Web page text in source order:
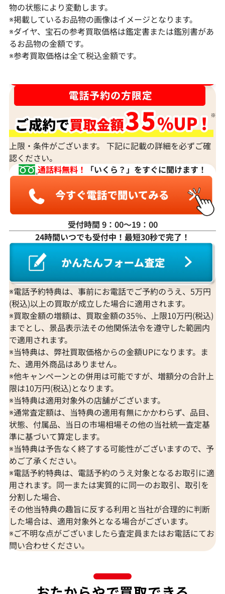
Pt･Pm850 ルビー・ダイヤモンド ネック
レス/ペンダントトップ 3.1・D2.5ct
参考買取価格
K18WG ルビー
K18 ルビー・ダイヤモンド ブローチ
R5.27・D0.6ct
参考買取価格
219,000円
2026年7月10日時点
K18 ルビー・ダ
バングル 5.74
199,000円
2026年4月10日
K18WG サンゴ・ダイヤモンド 2.14・
D0.36ct
参考買取価格
107,000円
2026年5月10日時点
アス/イヤリン
D0.53ct
71,000円
2025年10月10
物の状態により変動します。
※掲載しているお品物の画像はイメージとなります。
※ダイヤ、宝石の参考買取価格は鑑定書または鑑別書があ
るお品物の金額です。
※参考買取価格は全て税込金額です。
上限・条件がございます。 下記に記載の詳細を必ずご確
認ください。
通話料無料！
「いくら？」をすぐに聞けます！
受付時間 9：00〜19：00
24時間いつでも受付中！最短30秒で完了！
※電話予約特典は、事前にお電話でご予約のうえ、5万円
(税込)以上の買取が成立した場合に適用されます。
※買取金額の増額は、買取金額の35％、上限10万円(税込)
までとし、景品表示法その他関係法令を遵守した範囲内
で適用されます。
※当特典は、弊社買取価格からの金額UPになります。ま
た、適用外商品はありません。
※他キャンペーンとの併用は可能ですが、増額分の合計上
限は10万円(税込)となります。
※当特典は適用対象外の店舗がございます。
※通常査定額は、当特典の適用有無にかかわらず、品目、
状態、付属品、当日の市場相場その他の当社統一査定基
準に基づいて算定します。
※当特典は予告なく終了する可能性がございますので、予
めご了承ください。
※電話予約特典は、電話予約のうえ対象となるお取引に適
用されます。同一または実質的に同一のお取引、取引を
分割した場合、
その他当特典の趣旨に反する利用と当社が合理的に判断
した場合は、適用対象外となる場合がございます。
※ご不明な点がございましたら査定員またはお電話にてお
問い合わせください。